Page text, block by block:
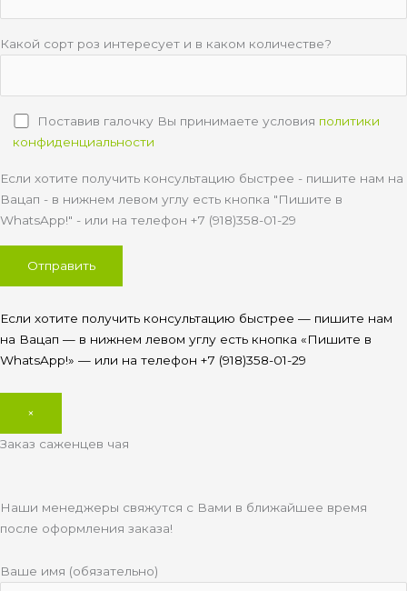
Какой сорт роз интересует и в каком количестве?
Поставив галочку Вы принимаете условия политики
конфиденциальности
Если хотите получить консультацию быстрее - пишите нам на
Вацап - в нижнем левом углу есть кнопка "Пишите в
WhatsApp!" - или на телефон +7 (918)358-01-29
Если хотите получить консультацию быстрее — пишите нам
на Вацап — в нижнем левом углу есть кнопка «Пишите в
WhatsApp!» — или на телефон +7 (918)358-01-29
×
Заказ саженцев чая
Наши менеджеры свяжутся с Вами в ближайшее время
после оформления заказа!
Ваше имя (обязательно)